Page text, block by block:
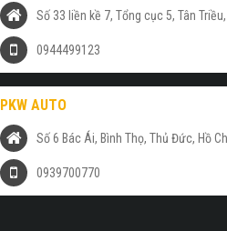
Số 33 liền kề 7, Tổng cục 5, Tân
0944499123
PKW AUTO
Số 6 Bác Ái, Bình Thọ, Thủ Đức, Hồ
0939700770